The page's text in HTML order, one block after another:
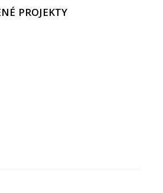
PROJEKTY